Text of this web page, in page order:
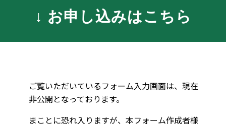
↓ お申し込みはこちら